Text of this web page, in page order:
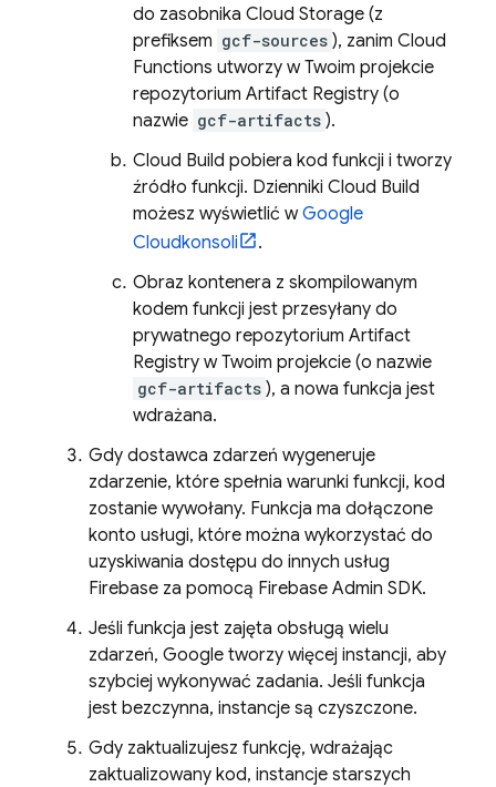
do zasobnika Cloud Storage (z
prefiksem gcf-sources ), zanim Cloud
Functions utworzy w Twoim projekcie
repozytorium Artifact Registry (o
nazwie gcf-artifacts ).
Cloud Build pobiera kod funkcji i tworzy
źródło funkcji. Dzienniki Cloud Build
możesz wyświetlić wGoogle
Cloudkonsoli
.
Obraz kontenera z skompilowanym
kodem funkcji jest przesyłany do
prywatnego repozytorium Artifact
Registry w Twoim projekcie (o nazwie
gcf-artifacts ), a nowa funkcja jest
wdrażana.
Gdy dostawca zdarzeń wygeneruje
zdarzenie, które spełnia warunki funkcji, kod
zostanie wywołany. Funkcja ma dołączone
konto usługi, które można wykorzystać do
uzyskiwania dostępu do innych usług
Firebase za pomocą Firebase Admin SDK.
Jeśli funkcja jest zajęta obsługą wielu
zdarzeń, Google tworzy więcej instancji, aby
szybciej wykonywać zadania. Jeśli funkcja
jest bezczynna, instancje są czyszczone.
Gdy zaktualizujesz funkcję, wdrażając
zaktualizowany kod, instancje starszych